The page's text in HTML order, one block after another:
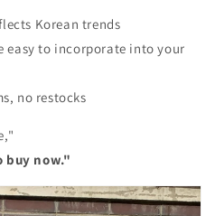
Korean trends
easy to incorporate into your
no restocks
buy now."